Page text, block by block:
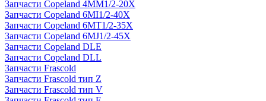
Запчасти Copeland 4MM1/2-20X
Запчасти Copeland 6MI1/2-40X
Запчасти Copeland 6MT1/2-35X
Запчасти Copeland 6MJ1/2-45X
Запчасти Copeland DLE
Запчасти Copeland DLL
Запчасти Frascold
Запчасти Frascold тип Z
Запчасти Frascold тип V